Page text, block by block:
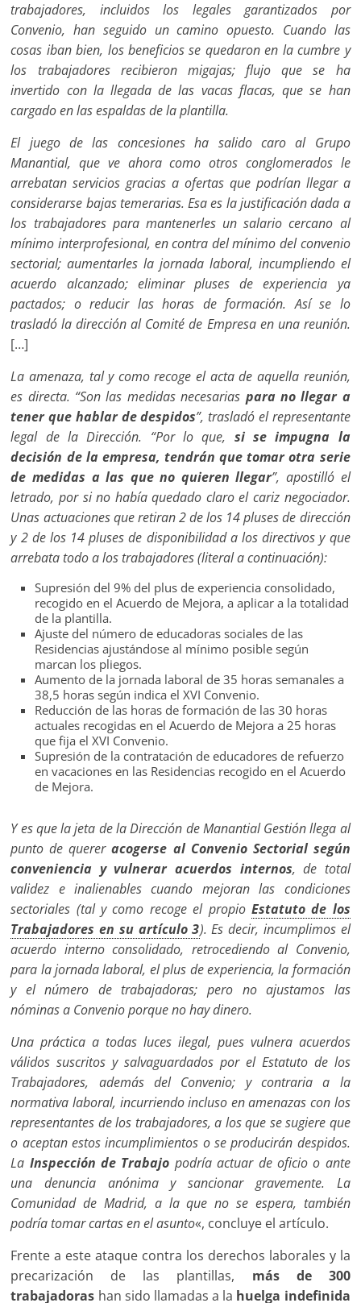
trabajadores, incluidos los legales garantizados por
Convenio, han seguido un camino opuesto. Cuando las
cosas iban bien, los beneficios se quedaron en la cumbre y
los trabajadores recibieron migajas; flujo que se ha
invertido con la llegada de las vacas flacas, que se han
cargado en las espaldas de la plantilla.
El juego de las concesiones ha salido caro al Grupo
Manantial, que ve ahora como otros conglomerados le
arrebatan servicios gracias a ofertas que podrían llegar a
considerarse bajas temerarias. Esa es la justificación dada a
los trabajadores para mantenerles un salario cercano al
mínimo interprofesional, en contra del mínimo del convenio
sectorial; aumentarles la jornada laboral, incumpliendo el
acuerdo alcanzado; eliminar pluses de experiencia ya
pactados; o reducir las horas de formación. Así se lo
trasladó la dirección al Comité de Empresa en una reunión.
[…]
La amenaza, tal y como recoge el acta de aquella reunión,
es directa. “Son las medidas necesarias para no llegar a
tener que hablar de despidos”, trasladó el representante
legal de la Dirección. “Por lo que, si se impugna la
decisión de la empresa, tendrán que tomar otra serie
de medidas a las que no quieren llegar”, apostilló el
letrado, por si no había quedado claro el cariz negociador.
Unas actuaciones que retiran 2 de los 14 pluses de dirección
y 2 de los 14 pluses de disponibilidad a los directivos y que
arrebata todo a los trabajadores (literal a continuación):
Supresión del 9% del plus de experiencia consolidado,
recogido en el Acuerdo de Mejora, a aplicar a la totalidad
de la plantilla.
Ajuste del número de educadoras sociales de las
Residencias ajustándose al mínimo posible según
marcan los pliegos.
Aumento de la jornada laboral de 35 horas semanales a
38,5 horas según indica el XVI Convenio.
Reducción de las horas de formación de las 30 horas
actuales recogidas en el Acuerdo de Mejora a 25 horas
que fija el XVI Convenio.
Supresión de la contratación de educadores de refuerzo
en vacaciones en las Residencias recogido en el Acuerdo
de Mejora.
Y es que la jeta de la Dirección de Manantial Gestión llega al
punto de quereracogerse al Convenio Sectorial según
conveniencia y vulnerar acuerdos internos, de total
validez e inalienables cuando mejoran las condiciones
sectoriales (tal y como recoge el propio Estatuto de los
Trabajadores en su artículo 3). Es decir, incumplimos el
acuerdo interno consolidado, retrocediendo al Convenio,
para la jornada laboral, el plus de experiencia, la formación
y el número de trabajadoras; pero no ajustamos las
nóminas a Convenio porque no hay dinero.
Una práctica a todas luces ilegal, pues vulnera acuerdos
válidos suscritos y salvaguardados por el Estatuto de los
Trabajadores, además del Convenio; y contraria a la
normativa laboral, incurriendo incluso en amenazas con los
representantes de los trabajadores, a los que se sugiere que
o aceptan estos incumplimientos o se producirán despidos.
La Inspección de Trabajo podría actuar de oficio o ante
una denuncia anónima y sancionar gravemente. La
Comunidad de Madrid, a la que no se espera, también
podría tomar cartas en el asunto«, concluye el artículo.
Frente a este ataque contra los derechos laborales y la
precarización de las plantillas, más de 300
trabajadoras han sido llamadas a la huelga indefinida